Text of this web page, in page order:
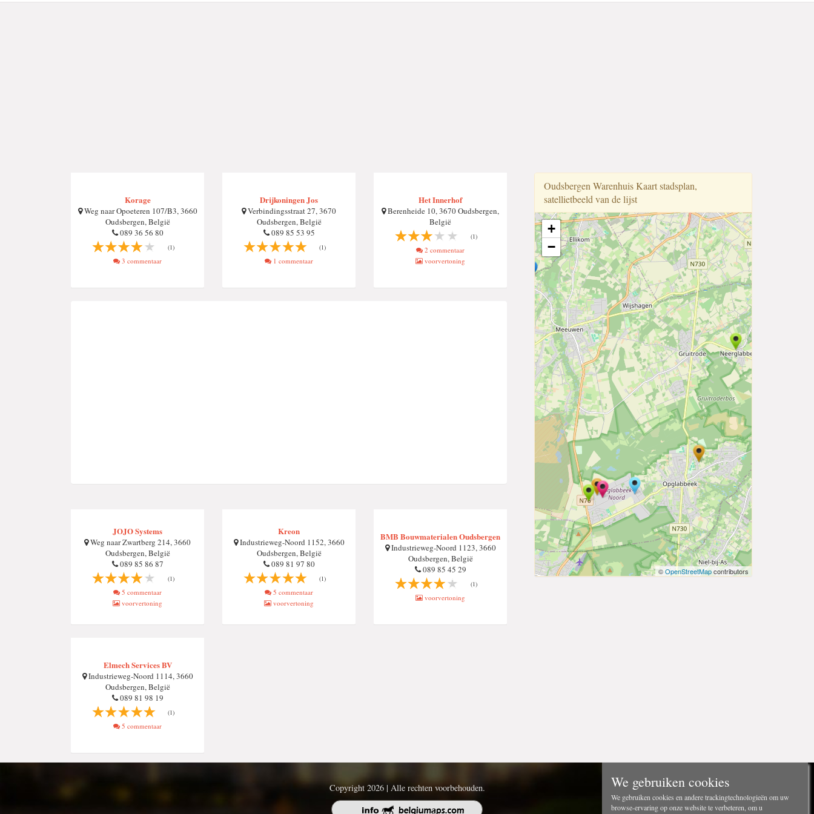
Korage
Weg naar Opoeteren 107/B3, 3660
Oudsbergen, België
089 36 56 80
(1)
3 commentaar
Drijkoningen Jos
Verbindingsstraat 27, 3670
Oudsbergen, België
089 85 53 95
(1)
1 commentaar
Het Innerhof
Berenheide 10, 3670 Oudsbergen,
België
(1)
2 commentaar
voorvertoning
JOJO Systems
Weg naar Zwartberg 214, 3660
Oudsbergen, België
089 85 86 87
(1)
5 commentaar
voorvertoning
Kreon
Industrieweg-Noord 1152, 3660
Oudsbergen, België
089 81 97 80
(1)
5 commentaar
voorvertoning
BMB Bouwmaterialen Oudsbergen
Industrieweg-Noord 1123, 3660
Oudsbergen, België
089 85 45 29
(1)
voorvertoning
Elmech Services BV
Industrieweg-Noord 1114, 3660
Oudsbergen, België
089 81 98 19
(1)
5 commentaar
Oudsbergen Warenhuis Kaart stadsplan,
satellietbeeld van de lijst
+
−
©OpenStreetMapcontributors
Copyright 2026 | Alle rechten voorbehouden. We gebruiken cookies
We gebruiken cookies en andere trackingtechnologieën om uw
browse-ervaring op onze website te verbeteren, om u